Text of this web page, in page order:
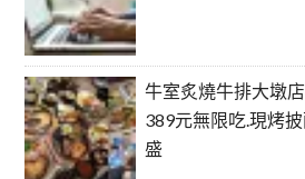
牛室炙燒牛排大墩
389元無限吃.現烤
盛